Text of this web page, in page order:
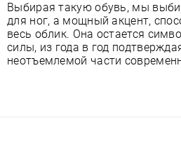
Выбирая такую обувь, мы
для ног, а мощный акцент,
весь облик. Она остается
силы, из года в год
неотъемлемой части